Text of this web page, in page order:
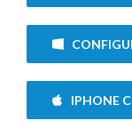
IPHONE